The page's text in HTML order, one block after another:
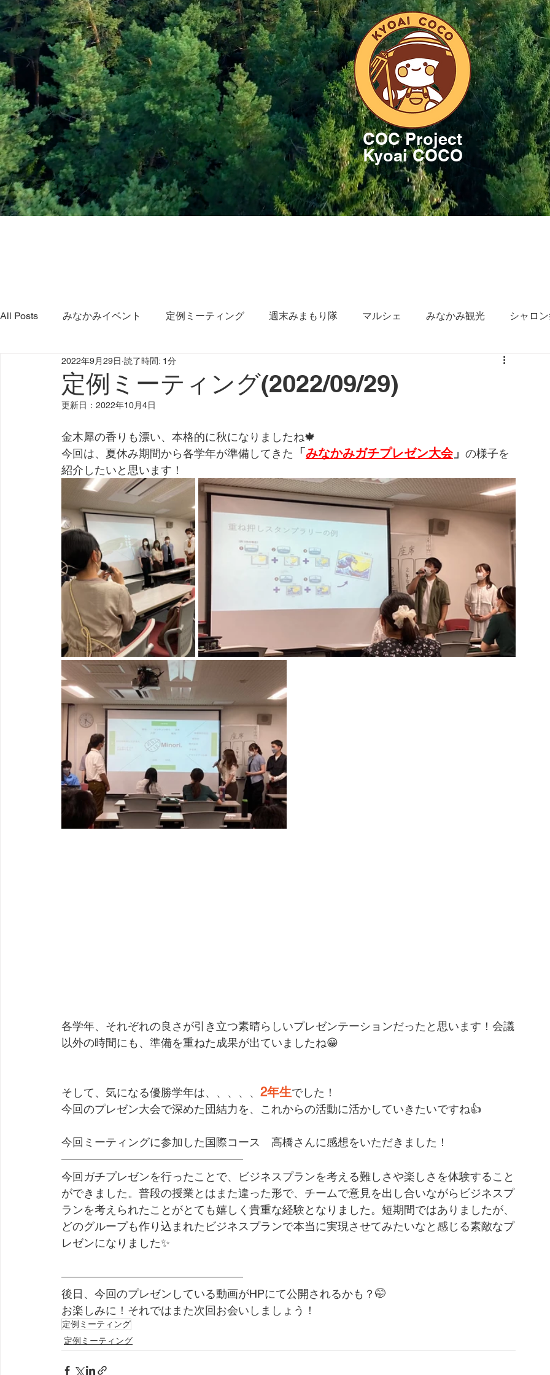
COC Project
Kyoai COCO
All Posts みなかみイベント 定例ミーティング 週末みまもり隊 マルシェ みなかみ観光 シャロ
やま・さと応緑隊 イベント fm gunma
利根沼田宝物グランプリ大会 インタビュー
定例ミーティング(2022/09/29)
2022年9月29日 読了時間: 1分
更新日： 2022年10月4日
金木犀の香りも漂い、本格的に秋になりましたね🍁
今回は、夏休み期間から各学年が準備してきた
「みなかみガチプレゼン大会」 の様子を
紹介したいと思います！
各学年、それぞれの良さが引き立つ素晴らしいプレゼンテーションだったと思います！会議
以外の時間にも、準備を重ねた成果が出ていましたね😁
そして、気になる優勝学年は、、、、、 2年生でした！
今回のプレゼン大会で深めた団結力を、これからの活動に活かしていきたいですね👍
今回ミーティングに参加した国際コース　高橋さんに感想をいただきました！
今回ガチプレゼンを行ったことで、ビジネスプランを考える難しさや楽しさを体験すること
ができました。普段の授業とはまた違った形で、チームで意見を出し合いながらビジネスプ
ランを考えられたことがとても嬉しく貴重な経験となりました。短期間ではありましたが、
どのグループも作り込まれたビジネスプランで本当に実現させてみたいなと感じる素敵なプ
レゼンになりました✨
後日、今回のプレゼンしている動画がHPにて公開されるかも？🤭
お楽しみに！それではまた次回お会いしましょう！
定例ミーティング
定例ミーティング